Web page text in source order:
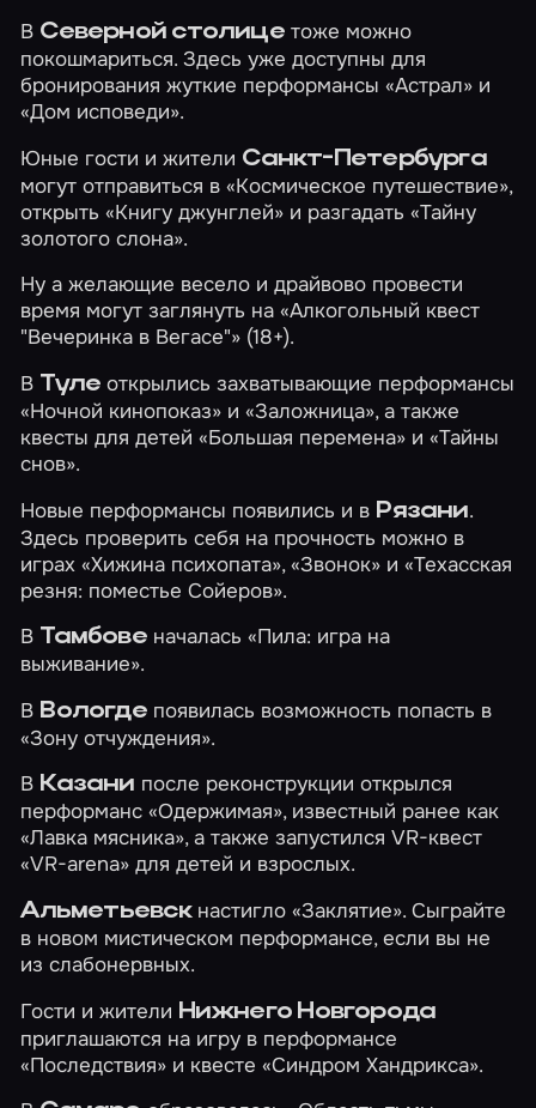
В Северной столицетоже можно
покошмариться. Здесь уже доступны для
бронирования жуткие перформансы«Астрал» и
«Дом исповеди».
Юные гости и жители Санкт-Петербурга
могут отправиться в«Космическое путешествие»,
открыть«Книгу джунглей» и разгадать«Тайну
золотого слона».
Ну а желающие весело и драйвово провести
время могут заглянуть на«Алкогольный квест
"Вечеринка в Вегасе"» (18+).
В Туле открылись захватывающие перформансы
«Ночной кинопоказ» и«Заложница», а также
квесты для детей«Большая перемена» и«Тайны
снов».
Новые перформансы появились и в Рязани.
Здесь проверить себя на прочность можно в
играх«Хижина психопата»,«Звонок» и«Техасская
резня: поместье Сойеров».
В Тамбовеначалась «Пила: игра на
выживание».
В Вологдепоявилась возможность попасть в
«Зону отчуждения».
В Казани после реконструкции открылся
перформанс«Одержимая», известный ранее как
«Лавка мясника», а также запустился VR-квест
«VR-arena» для детей и взрослых.
Альметьевскнастигло «Заклятие». Сыграйте
в новом мистическом перформансе, если вы не
из слабонервных.
Гости и жители Нижнего Новгорода
приглашаются на игру в перформансе
«Последствия» и квесте«Синдром Хандрикса».